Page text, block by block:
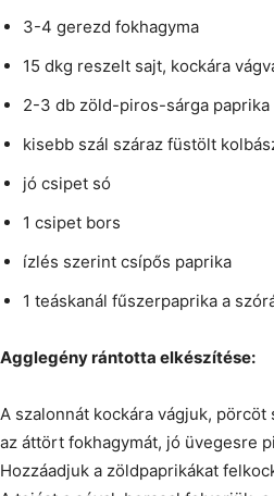
3-4 gerezd fokhagyma
15 dkg reszelt sajt, kockára
2-3 db zöld-piros-sárga
kisebb szál száraz füstölt
jó csipet só
1 csipet bors
ízlés szerint csípős paprika
1 teáskanál fűszerpaprika a
Agglegény rántotta elkészítése:
A szalonnát kockára vágjuk,
az áttört fokhagymát, jó üvegesre
Hozzáadjuk a zöldpaprikákat